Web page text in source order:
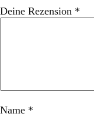
Deine Rezension *
Name *